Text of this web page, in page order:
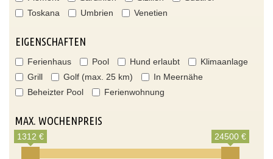
Toskana
Umbrien Venetien
EIGENSCHAFTEN
Ferienhaus Pool Hund erlaubt
Klimaanlage
Grill
Golf (max. 25 km)
In Meernähe
Beheizter Pool
Ferienwohnung
MAX. WOCHENPREIS
1312 € 24500 €